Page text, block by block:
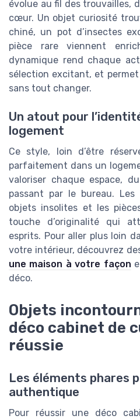
évolue au fil des trouvailles,
cœur. Un objet curiosité
chiné, un pot d’insectes
pièce rare viennent
dynamique rend chaque
sélection excitant, et permet
sans tout changer.
Un atout pour
logement
Ce style, loin d’être
parfaitement dans un
valoriser chaque espace,
passant par le bureau.
objets insolites et les
touche d’originalité qui
esprits. Pour aller plus loin
votre intérieur, découvrez
une maison à votre façon
déco.
Objets
déco cabinet de
réussie
Les éléments phares
authentique
Pour réussir une déco